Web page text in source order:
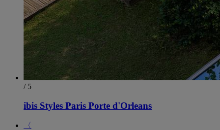
/ 5
ibis Styles Paris Porte d'Orleans
〈